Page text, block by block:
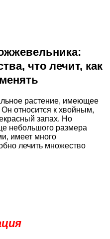
что лечит, как
растение, имеющее
относится к хвойным,
запах. Но
небольшого размера
имеет много
лечить множество